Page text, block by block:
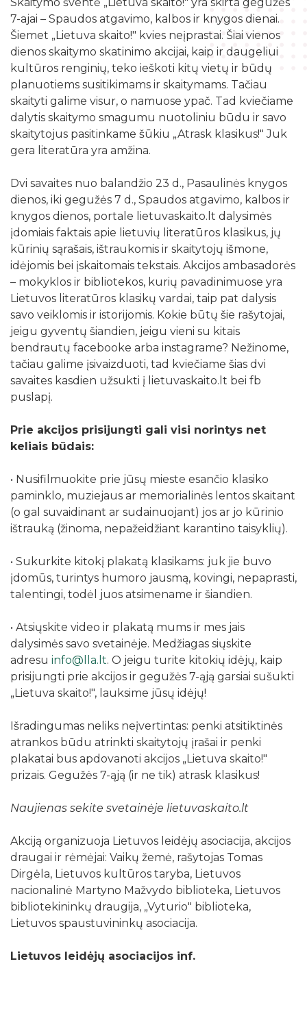
Galvosūkių kambarys
Robotikos užsiėmimai
Ekskursijos
Skaitmeninio raštingumo mokymai
Kūrybinė, inžinerinė ir programavimo įranga
Žaisloteka
Mokamos paslaugos
Žymių datų kalendorius
Bibliografijos rodyklės
Bibliotekos išleisti leidiniai
Kraštotyrinė medžiaga apie Šilalės rajoną
Šilališkiai Baltijos kelyje
Upynos etnokultūros paveldas
Maršrutai po Šilalės kraštą
Suskaitmenintas kultūros paveldas
Darbo užmokestis
Viešieji pirkimai
Biudžeto suvestinė
Finansinių ataskaitų rinkiniai
Tarnybiniai lengvieji automobiliai
Lėšos veiklai viešinti
Skyriai
Filialai
Struktūra
Šilalės rajono literatų klubas „Versmė“
Vaikų klubas „Nykštukas“
7-ajai – Spaudos atgavimo, kalbos ir knygos dienai.
Šiemet „Lietuva skaito!" kvies neįprastai. Šiai vienos
dienos skaitymo skatinimo akcijai, kaip ir daugeliui
kultūros renginių, teko ieškoti kitų vietų ir būdų
planuotiems susitikimams ir skaitymams. Tačiau
skaityti galime visur, o namuose ypač. Tad kviečiame
dalytis skaitymo smagumu nuotoliniu būdu ir savo
skaitytojus pasitinkame šūkiu „Atrask klasikus!" Juk
gera literatūra yra amžina.
Dvi savaites nuo balandžio 23 d., Pasaulinės knygos
dienos, iki gegužės 7 d., Spaudos atgavimo, kalbos ir
knygos dienos, portale lietuvaskaito.lt dalysimės
įdomiais faktais apie lietuvių literatūros klasikus, jų
kūrinių sąrašais, ištraukomis ir skaitytojų išmone,
idėjomis bei įskaitomais tekstais. Akcijos ambasadorės
– mokyklos ir bibliotekos, kurių pavadinimuose yra
Lietuvos literatūros klasikų vardai, taip pat dalysis
savo veiklomis ir istorijomis. Kokie būtų šie rašytojai,
jeigu gyventų šiandien, jeigu vieni su kitais
bendrautų facebooke arba instagrame? Nežinome,
tačiau galime įsivaizduoti, tad kviečiame šias dvi
savaites kasdien užsukti į lietuvaskaito.lt bei fb
puslapį.
Prie akcijos prisijungti gali visi norintys net
keliais būdais:
• Nusifilmuokite prie jūsų mieste esančio klasiko
paminklo, muziejaus ar memorialinės lentos skaitant
(o gal suvaidinant ar sudainuojant) jos ar jo kūrinio
ištrauką (žinoma, nepažeidžiant karantino taisyklių).
• Sukurkite kitokį plakatą klasikams: juk jie buvo
įdomūs, turintys humoro jausmą, kovingi, nepaprasti,
talentingi, todėl juos atsimename ir šiandien.
• Atsiųskite video ir plakatą mums ir mes jais
dalysimės savo svetainėje. Medžiagas siųskite
adresu info@lla.lt. O jeigu turite kitokių idėjų, kaip
prisijungti prie akcijos ir gegužės 7-ąją garsiai sušukti
„Lietuva skaito!", lauksime jūsų idėjų!
Išradingumas neliks neįvertintas: penki atsitiktinės
atrankos būdu atrinkti skaitytojų įrašai ir penki
plakatai bus apdovanoti akcijos „Lietuva skaito!"
prizais. Gegužės 7-ąją (ir ne tik) atrask klasikus!
Naujienas sekite svetainėje lietuvaskaito.lt
Akciją organizuoja Lietuvos leidėjų asociacija, akcijos
draugai ir rėmėjai: Vaikų žemė, rašytojas Tomas
Dirgėla, Lietuvos kultūros taryba, Lietuvos
nacionalinė Martyno Mažvydo biblioteka, Lietuvos
bibliotekininkų draugija, „Vyturio" biblioteka,
Lietuvos spaustuvininkų asociacija.
Lietuvos leidėjų asociacijos inf.